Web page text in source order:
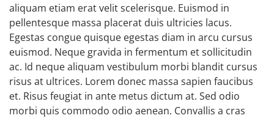
aliquam etiam erat velit scelerisque. Euismod in
pellentesque massa placerat duis ultricies lacus.
Egestas congue quisque egestas diam in arcu cursus
euismod. Neque gravida in fermentum et sollicitudin
ac. Id neque aliquam vestibulum morbi blandit cursus
risus at ultrices. Lorem donec massa sapien faucibus
et. Risus feugiat in ante metus dictum at. Sed odio
morbi quis commodo odio aenean. Convallis a cras